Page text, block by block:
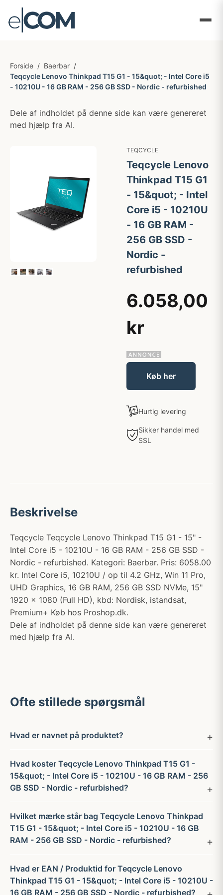
Forside / Baerbar /
Teqcycle Lenovo Thinkpad T15 G1 - 15&quot; - Intel Core i5
- 10210U - 16 GB RAM - 256 GB SSD - Nordic - refurbished
Dele af indholdet på denne side kan være genereret
med hjælp fra AI.
TEQCYCLE
Teqcycle Lenovo
Thinkpad T15 G1
- 15&quot; - Intel
Core i5 - 10210U
- 16 GB RAM -
256 GB SSD -
Nordic -
refurbished
6.058,00
kr
Køb her
Hurtig levering
Sikker handel med
SSL
Beskrivelse
Teqcycle Teqcycle Lenovo Thinkpad T15 G1 - 15" -
Intel Core i5 - 10210U - 16 GB RAM - 256 GB SSD -
Nordic - refurbished. Kategori: Baerbar. Pris: 6058.00
kr. Intel Core i5, 10210U / op til 4.2 GHz, Win 11 Pro,
UHD Graphics, 16 GB RAM, 256 GB SSD NVMe, 15"
1920 x 1080 (Full HD), kbd: Nordisk, istandsat,
Premium+ Køb hos Proshop.dk.
Dele af indholdet på denne side kan være genereret
med hjælp fra AI.
Ofte stillede spørgsmål
Hvad er navnet på produktet?
Hvad koster Teqcycle Lenovo Thinkpad T15 G1 -
15&quot; - Intel Core i5 - 10210U - 16 GB RAM - 256
GB SSD - Nordic - refurbished?
Hvilket mærke står bag Teqcycle Lenovo Thinkpad
T15 G1 - 15&quot; - Intel Core i5 - 10210U - 16 GB
RAM - 256 GB SSD - Nordic - refurbished?
Hvad er EAN / Produktid for Teqcycle Lenovo
Thinkpad T15 G1 - 15&quot; - Intel Core i5 - 10210U -
16 GB RAM - 256 GB SSD - Nordic - refurbished?